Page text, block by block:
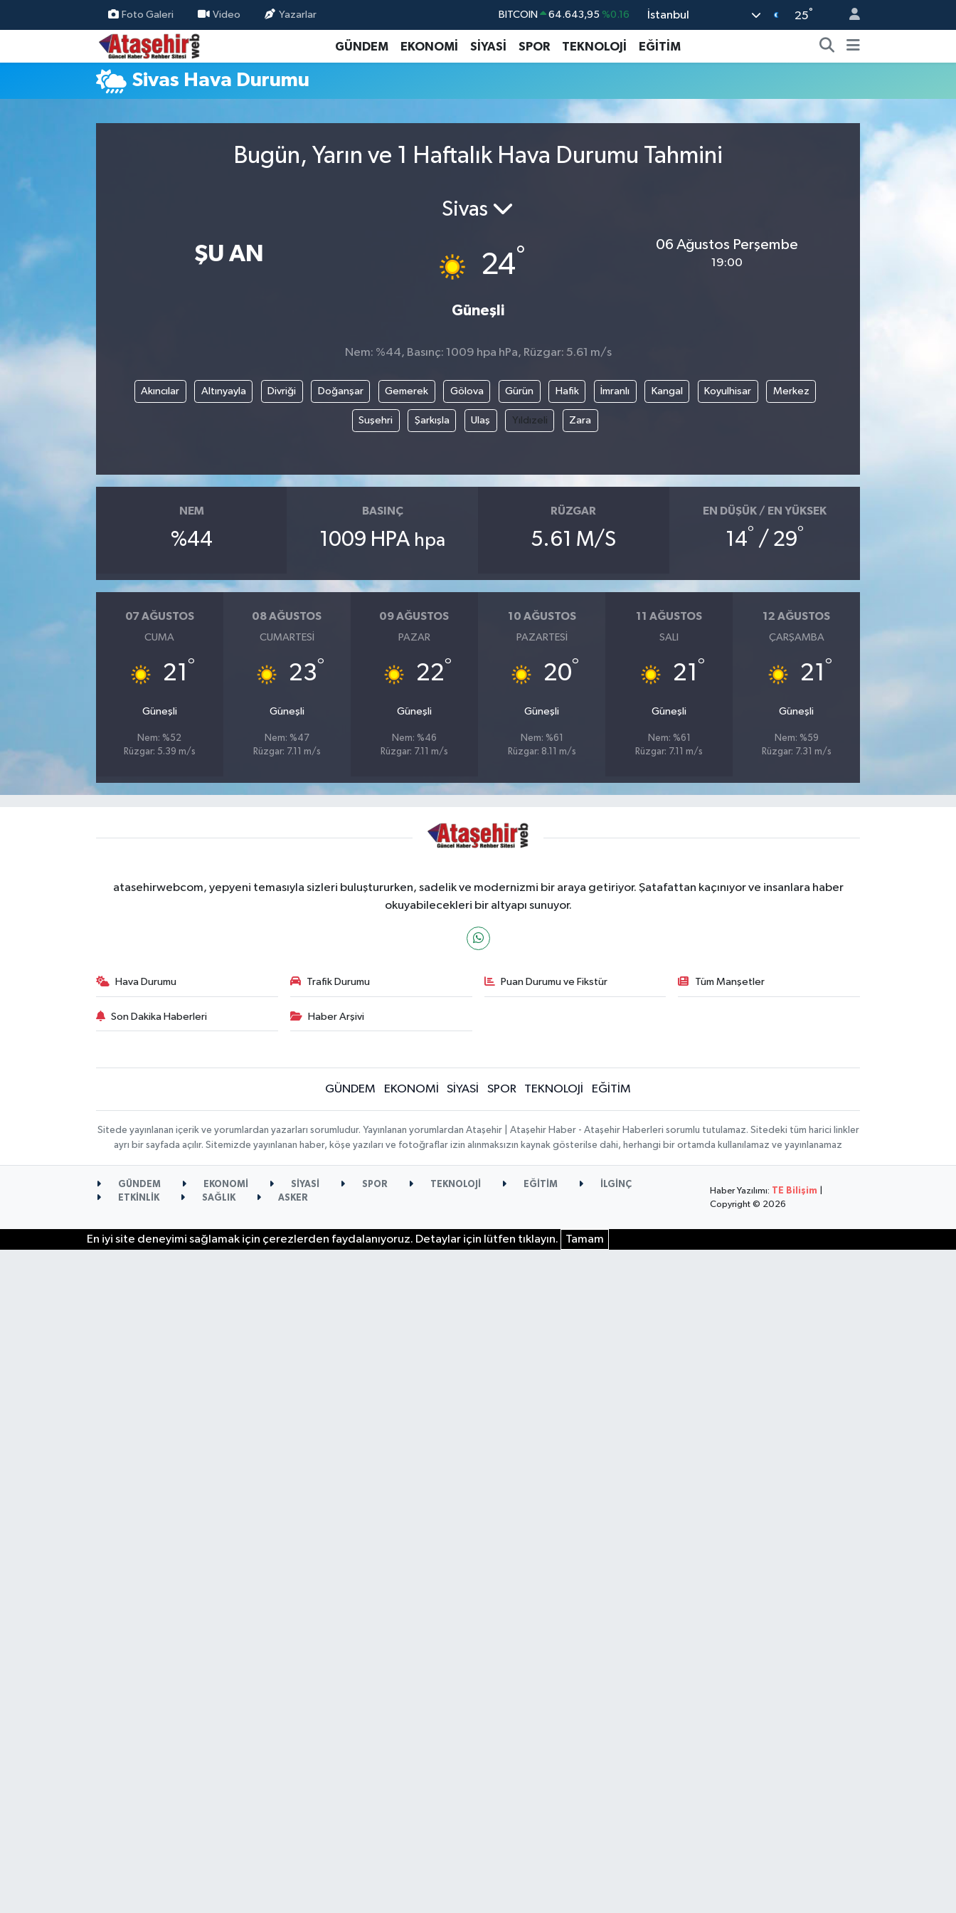
Foto Galeri Video Yazarlar BITCOIN 64.643,95 %0.16
DOLAR 47,6006 %0.06
EURO 55,0250 %0.02
%0.12
İstanbul 25°
GÜNDEM EKONOMİ SİYASİ SPOR TEKNOLOJİ EĞİTİM
Sivas Hava Durumu
Bugün, Yarın ve 1 Haftalık Hava Durumu Tahmini
ŞU AN
Sivas
24°
Güneşli
06 Ağustos Perşembe
19:00
Nem: %44, Basınç: 1009 hpa hPa, Rüzgar: 5.61 m/s
Akıncılar Altınyayla Divriği Doğanşar Gemerek Gölova Gürün Hafik İmranlı Kangal Koyulhisar Merkez
Suşehri Şarkışla Ulaş Yıldızeli Zara
NEM
%44
BASINÇ
1009 HPA hpa
RÜZGAR
5.61 M/S
EN DÜŞÜK / EN YÜKSEK
14° / 29°
07 AĞUSTOS
CUMA
21 °
Güneşli
Nem: %52
Rüzgar: 5.39 m/s
08 AĞUSTOS
CUMARTESI
23°
Güneşli
Nem: %47
Rüzgar: 7.11 m/s
09 AĞUSTOS
PAZAR
22°
Güneşli
Nem: %46
Rüzgar: 7.11 m/s
10 AĞUSTOS
PAZARTESI
20°
Güneşli
Nem: %61
Rüzgar: 8.11 m/s
11 AĞUSTOS
SALI
21 °
Güneşli
Nem: %61
Rüzgar: 7.11 m/s
12 AĞUSTOS
ÇARŞAMBA
21 °
Güneşli
Nem: %59
Rüzgar: 7.31 m/s
atasehirwebcom, yepyeni temasıyla sizleri buluştururken, sadelik ve modernizmi bir araya getiriyor. Şatafattan kaçınıyor ve insanlara haber
okuyabilecekleri bir altyapı sunuyor.
Hava Durumu Trafik Durumu Puan Durumu ve Fikstür Tüm Manşetler
Son Dakika Haberleri Haber Arşivi
GÜNDEM EKONOMİ SİYASİ SPOR TEKNOLOJİ EĞİTİM
Sitede yayınlanan içerik ve yorumlardan yazarları sorumludur. Yayınlanan yorumlardan Ataşehir | Ataşehir Haber - Ataşehir Haberleri sorumlu tutulamaz. Sitedeki tüm harici linkler
ayrı bir sayfada açılır. Sitemizde yayınlanan haber, köşe yazıları ve fotoğraflar izin alınmaksızın kaynak gösterilse dahi, herhangi bir ortamda kullanılamaz ve yayınlanamaz
GÜNDEM EKONOMİ SİYASİ SPOR TEKNOLOJİ EĞİTİM
İLGİNÇ
ETKİNLİK
SAĞLIK ASKER
Haber Yazılımı: TE Bilişim
Copyright © 2026
En iyi site deneyimi sağlamak için çerezlerden faydalanıyoruz. Detaylar için lütfen tıklayın. Tamam
Hava Durumu
Trafik Durumu
Süper Lig Puan Durumu ve Fikstür
Haber Arşivi